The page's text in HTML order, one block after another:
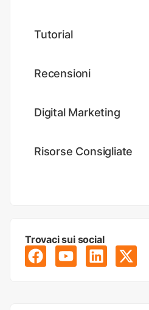
Tutorial
Recensioni
Digital Marketing
Risorse Consigliate
Trovaci sui social